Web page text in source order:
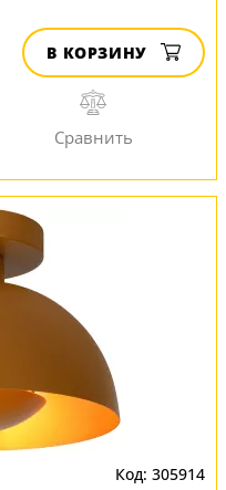
В КОРЗИНУ
305914